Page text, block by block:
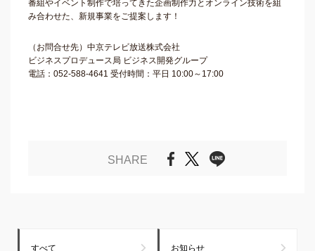
番組やイベント制作で培ってきた企画制作力とオンライン技術を組
み合わせた、新規事業をご提案します！
（お問合せ先）中京テレビ放送株式会社
ビジネスプロデュース局 ビジネス開発グループ
電話：052-588-4641 受付時間：平日 10:00～17:00
SHARE
すべて お知らせ